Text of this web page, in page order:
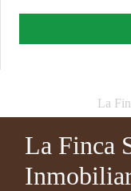
La
La Finca